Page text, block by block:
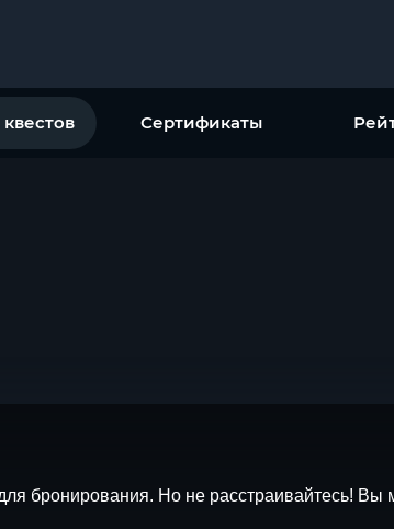
Сертификаты
бронирования. Но не расстраивайтесь! Вы